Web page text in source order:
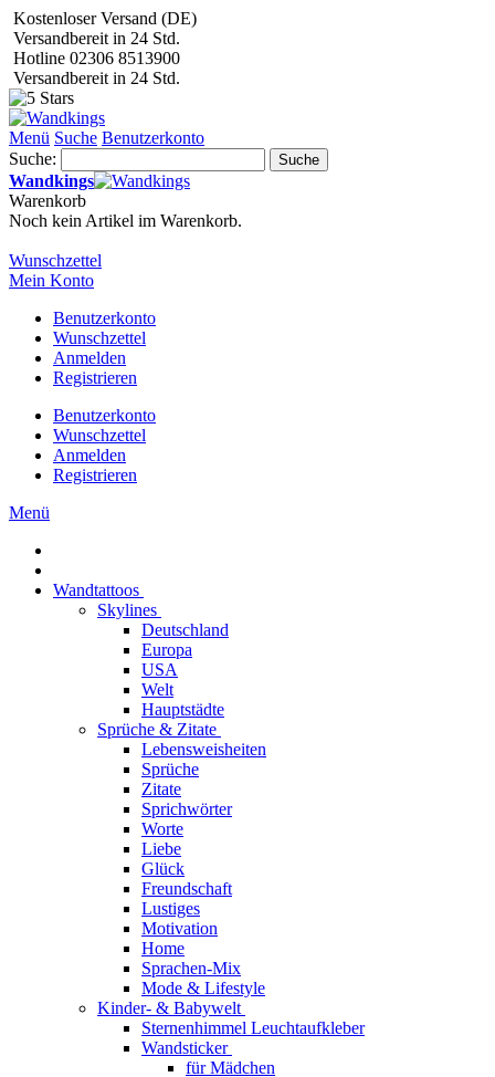
Kostenloser Versand (DE)
Versandbereit in 24 Std.
Hotline 02306 8513900
Versandbereit in 24 Std.
Menü Suche Benutzerkonto
Suche:
Suche
Wandkings
Warenkorb
Noch kein Artikel im Warenkorb.
Wunschzettel
Mein Konto
Benutzerkonto
Wunschzettel
Anmelden
Registrieren
Benutzerkonto
Wunschzettel
Anmelden
Registrieren
Menü
Wandtattoos
Skylines
Deutschland
Europa
USA
Welt
Hauptstädte
Sprüche & Zitate
Lebensweisheiten
Sprüche
Zitate
Sprichwörter
Worte
Liebe
Glück
Freundschaft
Lustiges
Motivation
Home
Sprachen-Mix
Mode & Lifestyle
Kinder- & Babywelt
Sternenhimmel Leuchtaufkleber
Wandsticker
für Mädchen